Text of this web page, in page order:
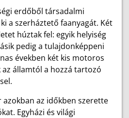
erdőből társadalmi
a szerháztető faanyagát. Két
húztak fel: egyik helyiség
pedig a tulajdonképpeni
években két kis motoros
államtól a hozzá tartozó
azokban az időkben szerette
Egyházi és világi